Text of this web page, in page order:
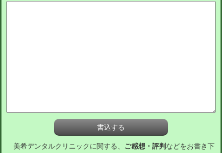
美希デンタルクリニックに関する、 ご感想・評判 などをお書き下